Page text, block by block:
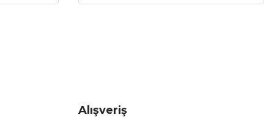
Alışveriş